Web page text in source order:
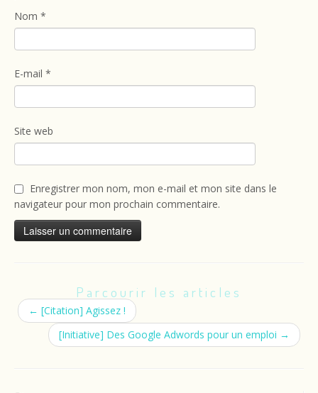
Nom *
E-mail *
Site web
Enregistrer mon nom, mon e-mail et mon site dans le
navigateur pour mon prochain commentaire.
Parcourir les articles
← [Citation] Agissez !
[Initiative] Des Google Adwords pour un emploi →